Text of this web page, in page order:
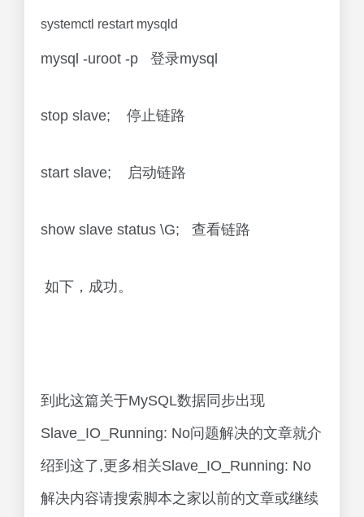
systemctl restart mysqld
mysql -uroot -p 登录mysql
stop slave; 停止链路
start slave; 启动链路
show slave status \G; 查看链路
如下，成功。
到此这篇关于MySQL数据同步出现
Slave_IO_Running: No问题解决的文章就介
绍到这了,更多相关Slave_IO_Running: No
解决内容请搜索脚本之家以前的文章或继续